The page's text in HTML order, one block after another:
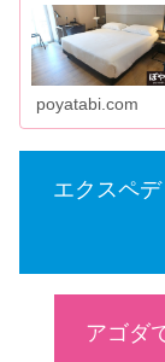
poyatabi.com
エクスペ
アゴダ